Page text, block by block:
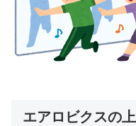
エアロビクスの